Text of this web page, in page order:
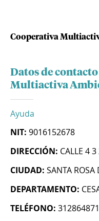
Cooperativa
Datos de
Multiactiva
Ayuda
NIT: 9016152678
DIRECCIÓN: CALLE 4
CIUDAD: SANTA ROSA
DEPARTAMENTO:
TELÉFONO: